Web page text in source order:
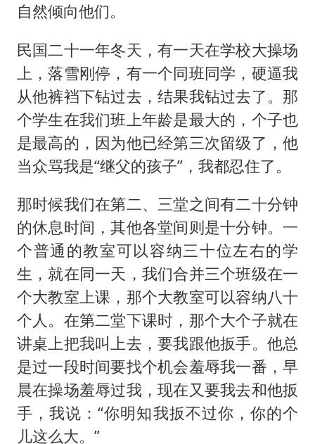
自然倾向他们。
民国二十一年冬天，有一天在学校大操场
上，落雪刚停，有一个同班同学，硬逼我
从他裤裆下钻过去，结果我钻过去了。那
个学生在我们班上年龄是最大的，个子也
是最高的，因为他已经第三次留级了，他
当众骂我是“继父的孩子”，我都忍住了。
那时候我们在第二、三堂之间有二十分钟
的休息时间，其他各堂间则是十分钟。一
个普通的教室可以容纳三十位左右的学
生，就在同一天，我们合并三个班级在一
个大教室上课，那个大教室可以容纳八十
个人。在第二堂下课时，那个大个子就在
讲桌上把我叫上去，要我跟他扳手。他总
是过一段时间要找个机会羞辱我一番，早
晨在操场羞辱过我，现在又要我去和他扳
手，我说：“你明知我扳不过你，你的个
儿这么大。”